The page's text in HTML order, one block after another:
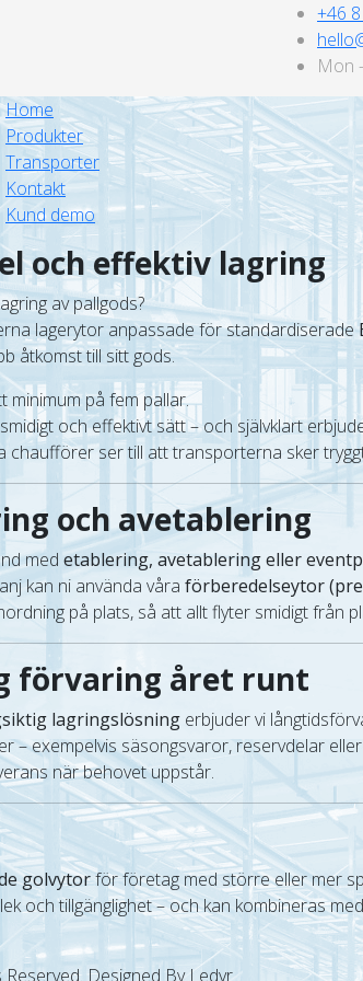
+46
Mon
Home
Produkter
Transporter
Kontakt
Kund demo
och effektiv lagring
av pallgods?
lagerytor anpassade för standardiserade
åtkomst till sitt gods.
minimum på fem pallar.
och effektivt sätt – och självklart
chaufförer ser till att transporterna sker
och avetablering
med etablering, avetablering eller
kan ni använda våra förberedelseytor
på plats, så att allt flyter smidigt från
förvaring året runt
lagringslösning erbjuder vi
– exempelvis säsongsvaror, reservdelar
när behovet uppstår.
golvytorför företag med större eller mer
och tillgänglighet – och kan kombineras
Designed By Ledyr